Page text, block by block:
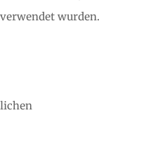
wurden.